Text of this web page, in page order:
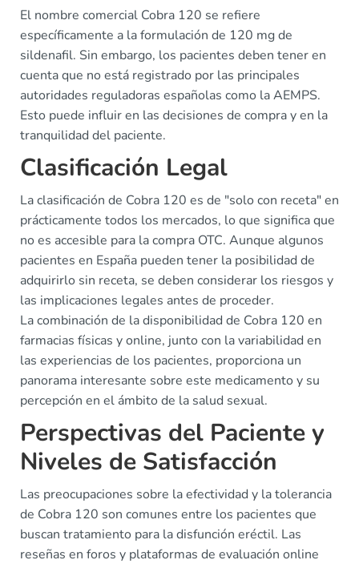
El nombre comercial Cobra 120 se refiere
específicamente a la formulación de 120 mg de
sildenafil. Sin embargo, los pacientes deben tener en
cuenta que no está registrado por las principales
autoridades reguladoras españolas como la AEMPS.
Esto puede influir en las decisiones de compra y en la
tranquilidad del paciente.
Clasificación Legal
La clasificación de Cobra 120 es de "solo con receta" en
prácticamente todos los mercados, lo que significa que
no es accesible para la compra OTC. Aunque algunos
pacientes en España pueden tener la posibilidad de
adquirirlo sin receta, se deben considerar los riesgos y
las implicaciones legales antes de proceder.
La combinación de la disponibilidad de Cobra 120 en
farmacias físicas y online, junto con la variabilidad en
las experiencias de los pacientes, proporciona un
panorama interesante sobre este medicamento y su
percepción en el ámbito de la salud sexual.
Perspectivas del Paciente y
Niveles de Satisfacción
Las preocupaciones sobre la efectividad y la tolerancia
de Cobra 120 son comunes entre los pacientes que
buscan tratamiento para la disfunción eréctil. Las
reseñas en foros y plataformas de evaluación online